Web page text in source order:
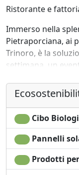
Ristorante e
Immerso nella
Pietraporciana, ai
Trinoro, è la
settimana, un
vivere, il buon e
rendono il nostro
e per questo i
nostra azienda
giardino, dai
prepariamo ricette
KM0 .
Cibo
Pannelli
Prodotti